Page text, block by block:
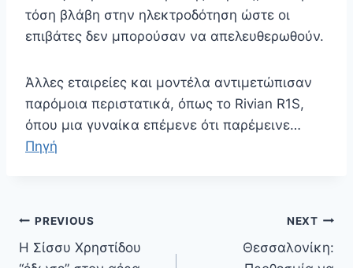
τόση βλάβη στην ηλεκτροδότηση ώστε οι
επιβάτες δεν μπορούσαν να απελευθερωθούν.
Άλλες εταιρείες και μοντέλα αντιμετώπισαν
παρόμοια περιστατικά, όπως το Rivian R1S,
όπου μια γυναίκα επέμενε ότι παρέμεινε…
Πηγή
Πλοήγηση
άρθρων
PREVIOUS
Η Σίσσυ Χρηστίδου
NEXT
Θεσσαλονίκη: